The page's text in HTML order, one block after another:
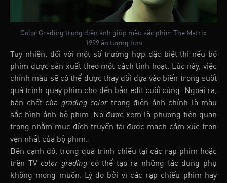
Color Grading trong điện ảnh giúp màu sắc phim The Matrix
1999 ấn tượng hơn
Tuy nhiên, đối với một số trường hợp đặc biệt thì nếu bộ
phim được sản xuất theo một cách linh hoạt. Lúc này, việc
chỉnh màu sẽ có thể được thay đổi dựa vào biến trong suốt
quá trình quay phim cho đến bản edit cuối cùng. Ngoài ra,
bản chất của grading colortrong điện ảnh chính là màu
sắc hình ảnh bộ phim. Nó được xem là phương tiện quan
trọng nhằm mục đích truyền tải được mạch cảm xúc trọn
vẹn nhất của bộ phim.
Bên cạnh đó, trong quá trình chiếu tại các rạp phim hoặc
trên TV color grading có thể tạo ra những tác dụng phụ
không mong muốn. Lý do bởi vì các rạp chiếu phim hay